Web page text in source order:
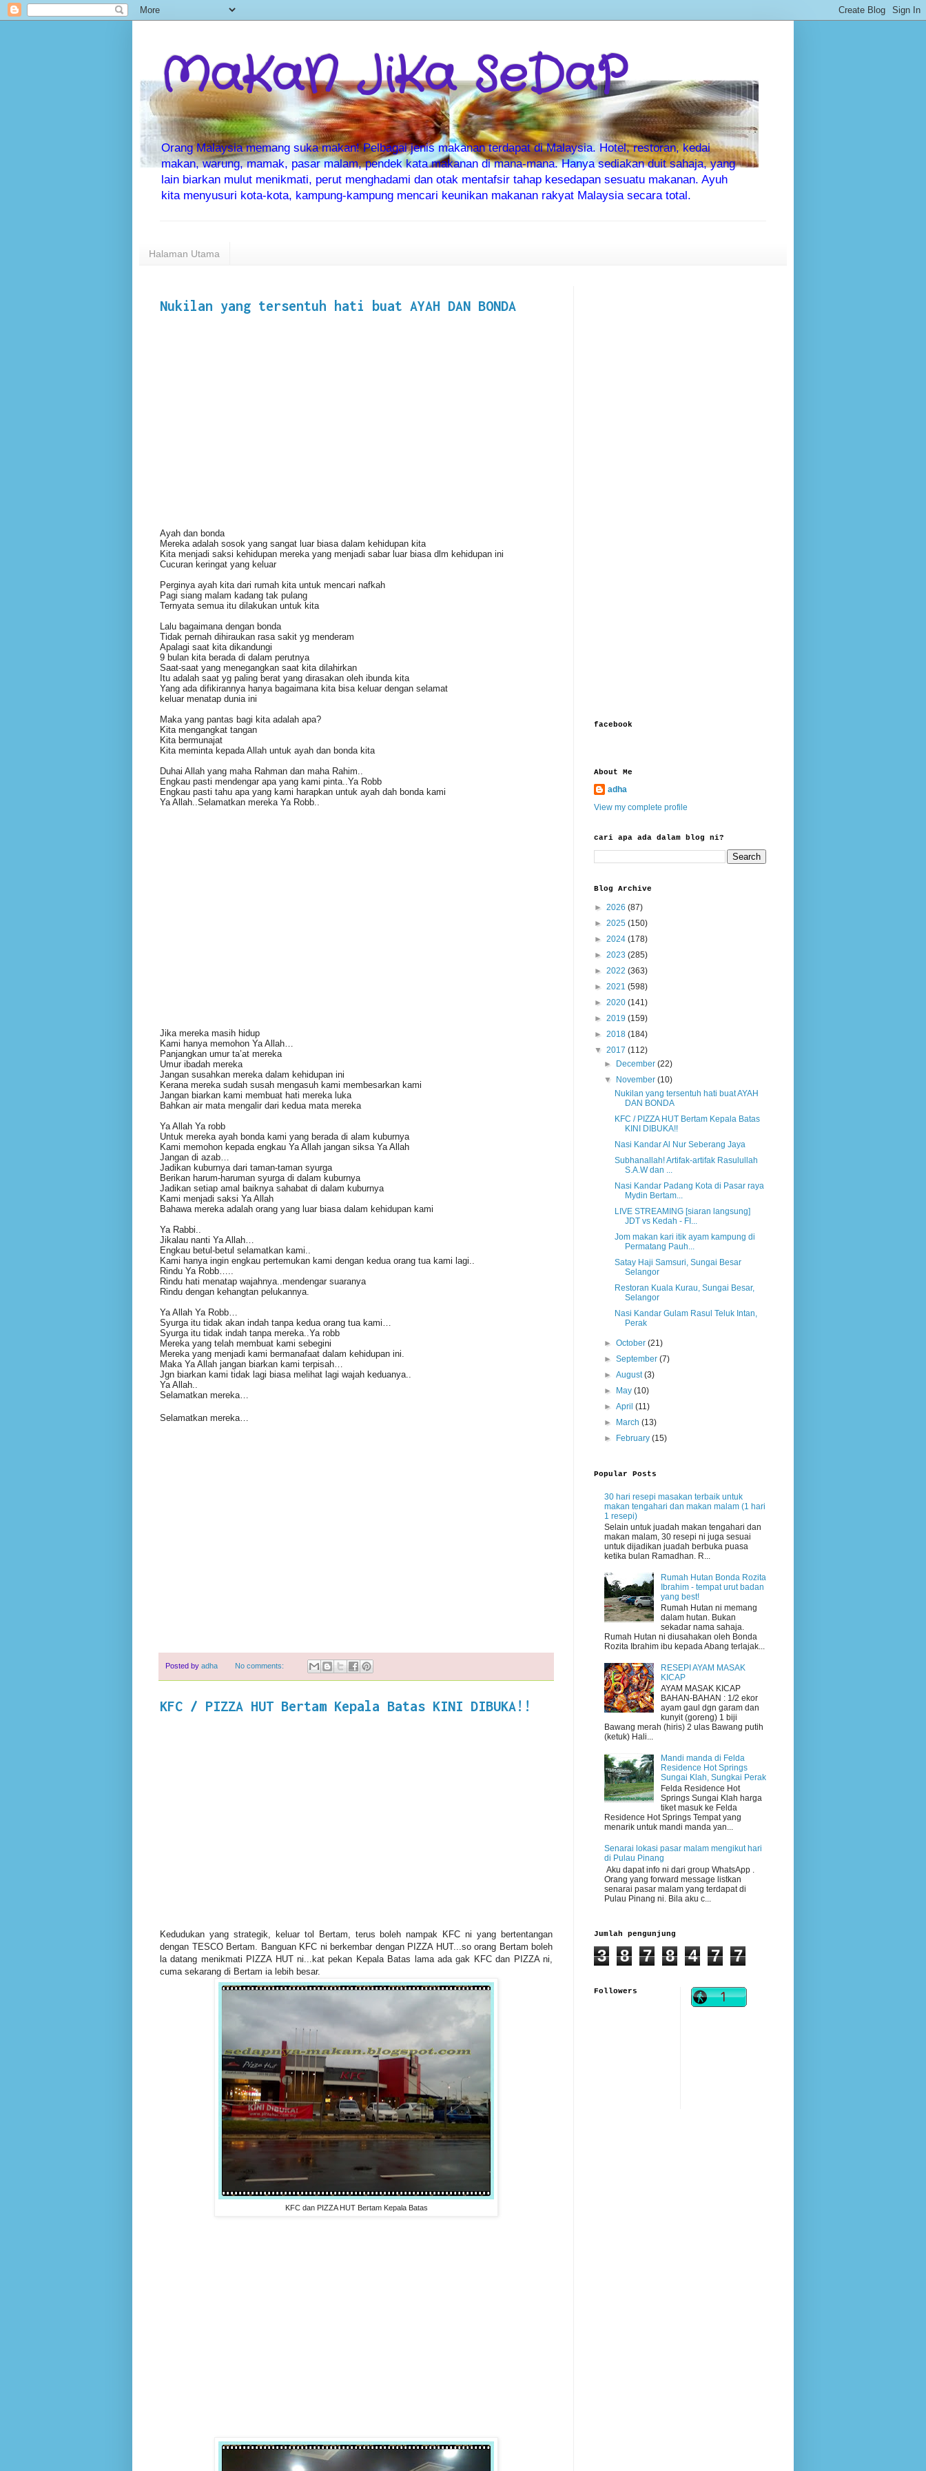
MaKaN JiKa SeDaP
Orang Malaysia memang suka makan! Pelbagai jenis makanan terdapat di Malaysia. Hotel, restoran, kedai
makan, warung, mamak, pasar malam, pendek kata makanan di mana-mana. Hanya sediakan duit sahaja, yang
lain biarkan mulut menikmati, perut menghadami dan otak mentafsir tahap kesedapan sesuatu makanan. Ayuh
kita menyusuri kota-kota, kampung-kampung mencari keunikan makanan rakyat Malaysia secara total.
Halaman Utama
Nukilan yang tersentuh hati buat AYAH DAN BONDA
Ayah dan bonda
Mereka adalah sosok yang sangat luar biasa dalam kehidupan kita
Kita menjadi saksi kehidupan mereka yang menjadi sabar luar biasa dlm kehidupan ini
Cucuran keringat yang keluar
Perginya ayah kita dari rumah kita untuk mencari nafkah
Pagi siang malam kadang tak pulang
Ternyata semua itu dilakukan untuk kita
Lalu bagaimana dengan bonda
Tidak pernah dihiraukan rasa sakit yg menderam
Apalagi saat kita dikandungi
9 bulan kita berada di dalam perutnya
Saat-saat yang menegangkan saat kita dilahirkan
Itu adalah saat yg paling berat yang dirasakan oleh ibunda kita
Yang ada difikirannya hanya bagaimana kita bisa keluar dengan selamat
keluar menatap dunia ini
Maka yang pantas bagi kita adalah apa?
Kita mengangkat tangan
Kita bermunajat
Kita meminta kepada Allah untuk ayah dan bonda kita
Duhai Allah yang maha Rahman dan maha Rahim..
Engkau pasti mendengar apa yang kami pinta..Ya Robb
Engkau pasti tahu apa yang kami harapkan untuk ayah dah bonda kami
Ya Allah..Selamatkan mereka Ya Robb..
Jika mereka masih hidup
Kami hanya memohon Ya Allah…
Panjangkan umur ta’at mereka
Umur ibadah mereka
Jangan susahkan mereka dalam kehidupan ini
Kerana mereka sudah susah mengasuh kami membesarkan kami
Jangan biarkan kami membuat hati mereka luka
Bahkan air mata mengalir dari kedua mata mereka
Ya Allah Ya robb
Untuk mereka ayah bonda kami yang berada di alam kuburnya
Kami memohon kepada engkau Ya Allah jangan siksa Ya Allah
Jangan di azab…
Jadikan kuburnya dari taman-taman syurga
Berikan harum-haruman syurga di dalam kuburnya
Jadikan setiap amal baiknya sahabat di dalam kuburnya
Kami menjadi saksi Ya Allah
Bahawa mereka adalah orang yang luar biasa dalam kehidupan kami
Ya Rabbi..
Jikalau nanti Ya Allah…
Engkau betul-betul selamatkan kami..
Kami hanya ingin engkau pertemukan kami dengan kedua orang tua kami lagi..
Rindu Ya Robb…..
Rindu hati menatap wajahnya..mendengar suaranya
Rindu dengan kehangtan pelukannya.
Ya Allah Ya Robb…
Syurga itu tidak akan indah tanpa kedua orang tua kami…
Syurga itu tidak indah tanpa mereka..Ya robb
Mereka yang telah membuat kami sebegini
Mereka yang menjadi kami bermanafaat dalam kehidupan ini.
Maka Ya Allah jangan biarkan kami terpisah…
Jgn biarkan kami tidak lagi biasa melihat lagi wajah keduanya..
Ya Allah..
Selamatkan mereka…
Selamatkan mereka…
Posted by adha No comments:
KFC / PIZZA HUT Bertam Kepala Batas KINI DIBUKA!!
Kedudukan yang strategik, keluar tol Bertam, terus boleh nampak KFC ni yang bertentangan
dengan TESCO Bertam. Banguan KFC ni berkembar dengan PIZZA HUT...so orang Bertam boleh
la datang menikmati PIZZA HUT ni...kat pekan Kepala Batas lama ada gak KFC dan PIZZA ni,
cuma sekarang di Bertam ia lebih besar.
KFC dan PIZZA HUT Bertam Kepala Batas
facebook
About Me
adha
View my complete profile
cari apa ada dalam blog ni?
Blog Archive
► 2026 (87)
► 2025 (150)
► 2024 (178)
► 2023 (285)
► 2022 (363)
► 2021 (598)
► 2020 (141)
► 2019 (159)
► 2018 (184)
▼ 2017 (112)
►
December(22)
▼
November(10)
Nukilan yang tersentuh hati buat AYAH
DAN BONDA
KFC / PIZZA HUT Bertam Kepala Batas
KINI DIBUKA!!
Nasi Kandar Al Nur Seberang Jaya
Subhanallah! Artifak-artifak Rasulullah
S.A.W dan ...
Nasi Kandar Padang Kota di Pasar raya
Mydin Bertam...
LIVE STREAMING [siaran langsung]
JDT vs Kedah - FI...
Jom makan kari itik ayam kampung di
Permatang Pauh...
Satay Haji Samsuri, Sungai Besar
Selangor
Restoran Kuala Kurau, Sungai Besar,
Selangor
Nasi Kandar Gulam Rasul Teluk Intan,
Perak
►October(21)
►September(7)
►August(3)
►
May(10)
►April(11)
►
March(13)
►
February(15)
Popular Posts
30 hari resepi masakan terbaik untuk
makan tengahari dan makan malam (1 hari
1 resepi)
Selain untuk juadah makan tengahari dan
makan malam, 30 resepi ni juga sesuai
untuk dijadikan juadah berbuka puasa
ketika bulan Ramadhan. R...
Rumah Hutan Bonda Rozita
Ibrahim - tempat urut badan
yang best!
Rumah Hutan ni memang
dalam hutan. Bukan
sekadar nama sahaja.
Rumah Hutan ni diusahakan oleh Bonda
Rozita Ibrahim ibu kepada Abang terlajak...
RESEPI AYAM MASAK
KICAP
AYAM MASAK KICAP
BAHAN-BAHAN : 1/2 ekor
ayam gaul dgn garam dan
kunyit (goreng) 1 biji
Bawang merah (hiris) 2 ulas Bawang putih
(ketuk) Hali...
Mandi manda di Felda
Residence Hot Springs
Sungai Klah, Sungkai Perak
Felda Residence Hot
Springs Sungai Klah harga
tiket masuk ke Felda
Residence Hot Springs Tempat yang
menarik untuk mandi manda yan...
Senarai lokasi pasar malam mengikut hari
di Pulau Pinang
Aku dapat info ni dari group WhatsApp .
Orang yang forward message listkan
senarai pasar malam yang terdapat di
Pulau Pinang ni. Bila aku c...
Jumlah pengunjung
3 8 7 8 4 7 7
Followers